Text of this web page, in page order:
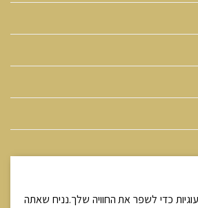
כדי לשפר את החוויה שלך.נניח שאתה